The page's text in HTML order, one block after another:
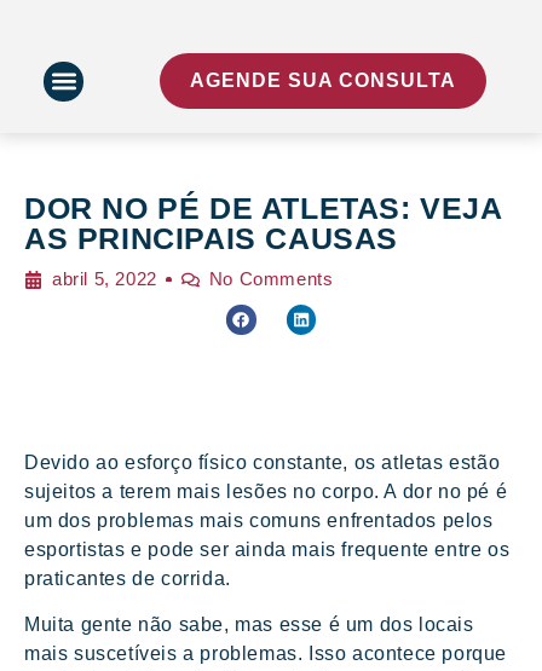
AGENDE SUA CONSULTA
DOR NO PÉ DE ATLETAS: VEJA
AS PRINCIPAIS CAUSAS
abril 5, 2022 No Comments
Devido ao esforço físico constante, os atletas estão
sujeitos a terem mais lesões no corpo. A dor no pé é
um dos problemas mais comuns enfrentados pelos
esportistas e pode ser ainda mais frequente entre os
praticantes de corrida.
Muita gente não sabe, mas esse é um dos locais
mais suscetíveis a problemas. Isso acontece porque